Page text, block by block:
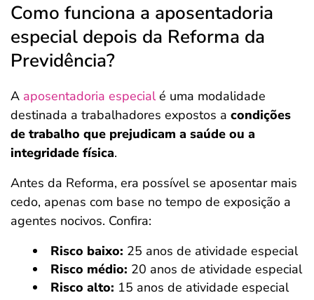
Como funciona a aposentadoria
especial depois da Reforma da
Previdência?
A aposentadoria especialé uma modalidade
destinada a trabalhadores expostos a condições
de trabalho que prejudicam a saúde ou a
integridade física.
Antes da Reforma, era possível se aposentar mais
cedo, apenas com base no tempo de exposição a
agentes nocivos. Confira:
Risco baixo: 25 anos de atividade especial
Risco médio: 20 anos de atividade especial
Risco alto: 15 anos de atividade especial